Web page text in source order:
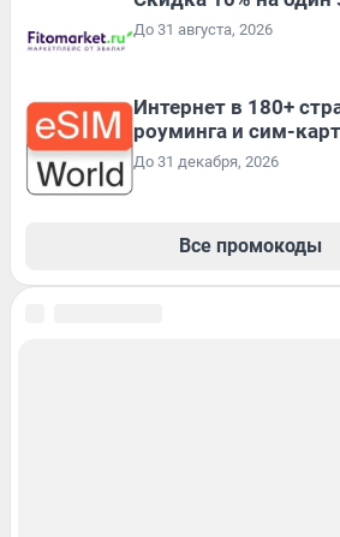
До 31 августа, 2026
Интернет в 180+
роуминга и сим-карт
До 31 декабря, 2026
Все промокоды